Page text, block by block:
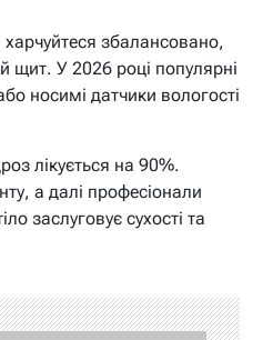
збалансовано,
щит. У 2026 році популярні
носимі датчики вологості
лікується на 90%.
а далі професіонали
заслуговує сухості та